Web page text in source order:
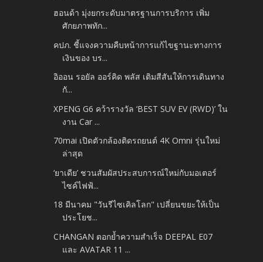
ฮอนด้า มุ่งยกระดับมาตรฐานการบริการ เพิ่ม
ศักยภาพทัก...
คปภ. ชี้แจงความคืบหน้าการแก้ไขฐานะทางการ
เงินของ บร...
อิออน รอยัล ออร์คิด พลัส เติมสีสันให้การเดินทาง
กั...
XPENG G6 คว้ารางวัล ‘BEST SUV EV (RWD)’ ใน
งาน Car ...
70mai เปิดตัวกล้องติดรถยนต์ 4K Omni รุ่นใหม่
ล่าสุด
‘ยาเดีย’ ชวนสัมผัสประสบการณ์ใหม่กับมอเตอร์
ไซค์ไฟฟ้...
18 มีนาคม "วันรีไซเคิลโลก" เปลี่ยนขยะให้เป็น
ประโยช...
CHANGAN ตอกย้ำความสำเร็จ DEEPAL E07
และ AVATAR 11 ...